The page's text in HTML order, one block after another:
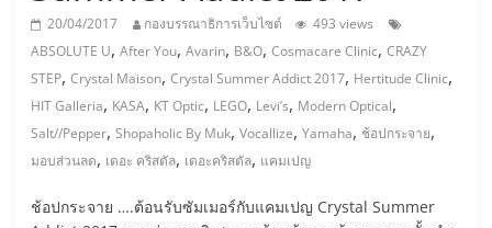
เอ็
มอี
ไทย,
20/04/2017 กองบรรณาธิการเว็บไซต์
493 views
ABSOLUTE U,After You,Avarin, B&O,Cosmacare Clinic,CRAZY
STEP,Crystal Maison,Crystal Summer Addict 2017, Hertitude Clinic,
HIT Galleria, KASA, KT Optic, LEGO, Levi’s, Modern Optical,
Salt//Pepper,Shopaholic By Muk,Vocallize,Yamaha, ช้อปกระจาย,
มอบส่วนลด, เดอะ คริสตัล, เดอะคริสตัล, แคมเปญ
ช้อปกระจาย ….ต้อนรับซัมเมอร์กับแคมเปญ Crystal Summer